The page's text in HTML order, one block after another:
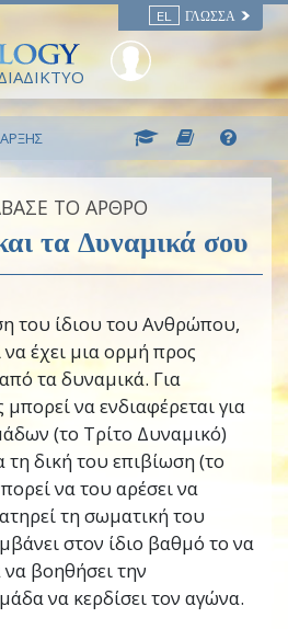
EL ΓΛΏΣΣΑ
ΤΟ ΑΡΘΡΟ
τα Δυναμικά σου
του ίδιου του Ανθρώπου,
έχει μια ορμή προς
τα δυναμικά. Για
να ενδιαφέρεται για
(το Τρίτο Δυναμικό)
τη δική του επιβίωση (το
να του αρέσει να
τη σωματική του
στον ίδιο βαθμό το να
βοηθήσει την
να κερδίσει τον αγώνα.